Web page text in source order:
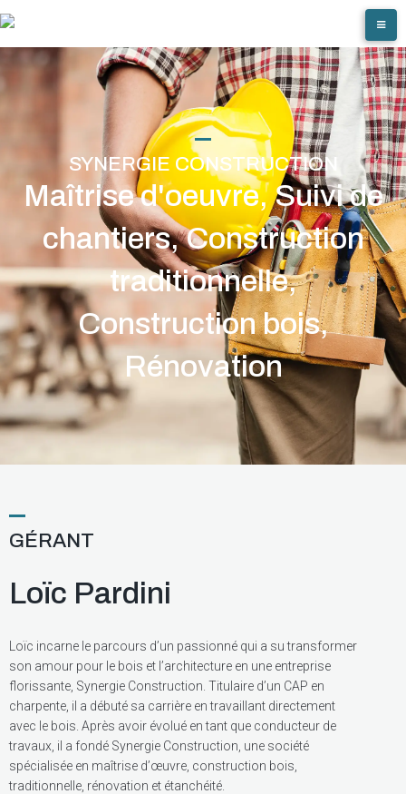
SYNERGIE CONSTRUCTION
Maîtrise d'oeuvre, Suivi de
chantiers, Construction
traditionnelle,
Construction bois,
Rénovation
GÉRANT
Loïc Pardini
Loïc incarne le parcours d’un passionné qui a su transformer
son amour pour le bois et l’architecture en une entreprise
florissante, Synergie Construction. Titulaire d’un CAP en
charpente, il a débuté sa carrière en travaillant directement
avec le bois. Après avoir évolué en tant que conducteur de
travaux, il a fondé Synergie Construction, une société
spécialisée en maîtrise d’œuvre, construction bois,
traditionnelle, rénovation et étanchéité.